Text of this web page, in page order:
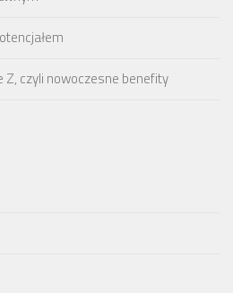
Z, czyli nowoczesne benefity